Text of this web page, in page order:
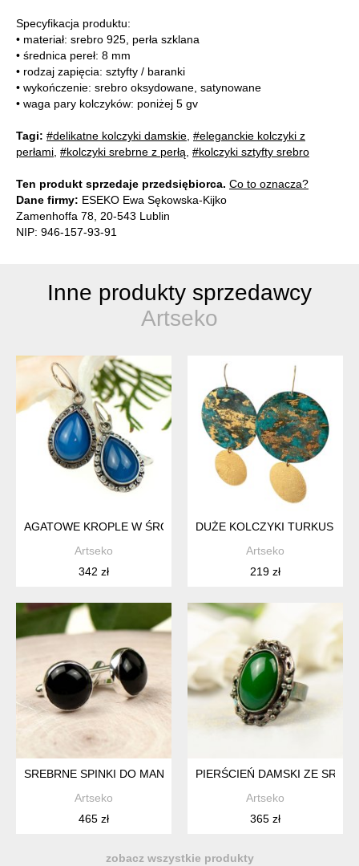
Specyfikacja produktu:
• materiał: srebro 925, perła szklana
• średnica pereł: 8 mm
• rodzaj zapięcia: sztyfty / baranki
• wykończenie: srebro oksydowane, satynowane
• waga pary kolczyków: poniżej 5 gv
Tagi: #delikatne kolczyki damskie #eleganckie kolczyki z
perłami #kolczyki srebrne z perłą #kolczyki sztyfty srebro
Ten produkt sprzedaje przedsiębiorca. Co to oznacza?
Dane firmy: ESEKO Ewa Sękowska-Kijko
Zamenhoffa 78, 20-543 Lublin
NIP: 946-157-93-91
Inne produkty sprzedawcy
Artseko
AGATOWE KROPLE W ŚRÓDZIEMNOMORSKIEJ ODSŁONIE
Artseko
342 zł
DUŻE KOLCZYKI TURKUS I
Artseko
219 zł
SREBRNE SPINKI DO MANKIETÓW Z ONYKSAMI A869
Artseko
465 zł
PIERŚCIEŃ DAMSKI ZE
Artseko
365 zł
zobacz wszystkie produkty